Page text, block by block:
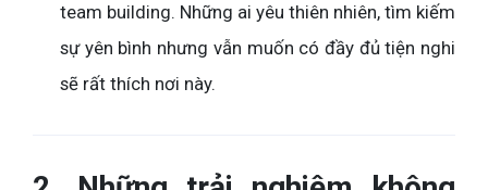
team building. Những ai yêu thiên nhiên, tìm kiếm
sự yên bình nhưng vẫn muốn có đầy đủ tiện nghi
sẽ rất thích nơi này.